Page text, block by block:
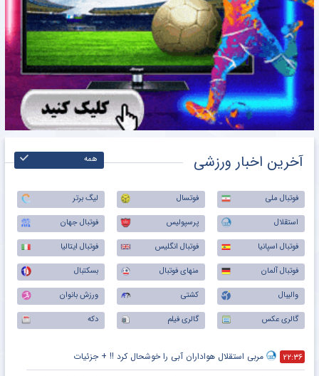
آخرین اخبار ورزشی همه
فوتبال ملی فوتسال
لیگ برتر
استقلال
پرسپولیس
فوتبال جهان
فوتبال اسپانیا
فوتبال انگلیس
فوتبال ایتالیا
فوتبال آلمان
منهای فوتبال
بسکتبال
والیبال
کشتی
ورزش بانوان
گالری عکس
گالری فیلم دکه
۲۲:۳۶ مربی استقلال هواداران آبی را خوشحال کرد !! + جزئیات